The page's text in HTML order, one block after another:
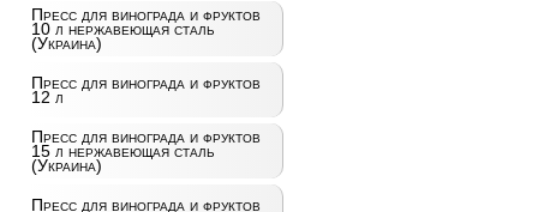
Пресс для винограда и фруктов
10 л нержавеющая сталь
(Украина)
Пресс для винограда и фруктов
12 л
Пресс для винограда и фруктов
15 л нержавеющая сталь
(Украина)
Пресс для винограда и фруктов